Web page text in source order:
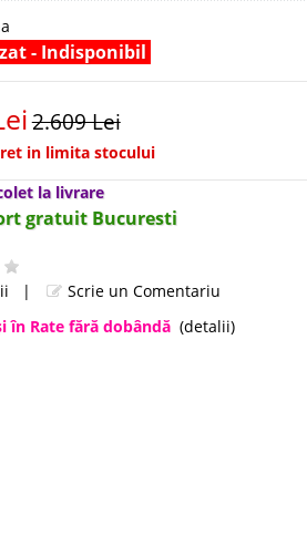
- Indisponibil
2.609 Lei
in limita stocului
la livrare
gratuit Bucuresti
|
Scrie un Comentariu
în Rate fără dobândă (detalii)